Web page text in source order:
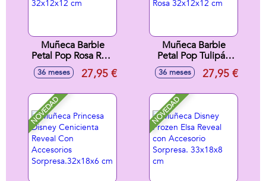
Muñeca Barbie
Petal Pop Rosa Roja
32x12x12 cm
36 meses 27,95 €
Muñeca Barbie
Petal Pop Tulipán
Rosa 32x12x12 cm
36 meses 27,95 €
NOVEDAD NOVEDAD